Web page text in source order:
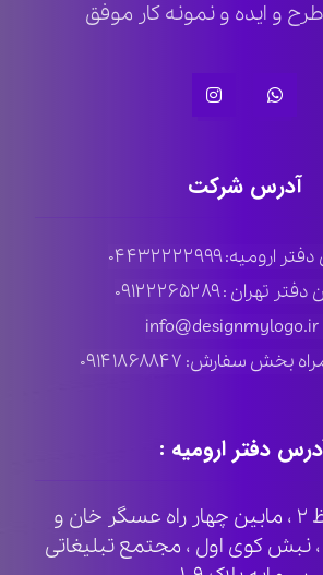
آدرس شرکت
ارومیه: ۰۴۴۳۲۲۲۲۹۹۹
تهران : ۰۹۱۲۲۲۶۵۲۸۹
info@designmylogo.ir
سفارش: ۰۹۱۴۱۸۶۸۸۴۷
دفتر ارومیه :
خیابان حافظ ۲ ، مابین چهار راه عسگر خان و
، نبش کوی اول ، مجتمع تبلیغاتی